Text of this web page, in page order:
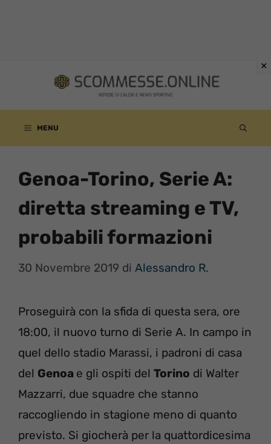
contenuto
MENU
Genoa-Torino, Serie A:
diretta streaming e TV,
probabili formazioni
30 Novembre 2019 di Alessandro R.
Proseguirà con la sfida di questa sera, ore
18:00, il nuovo turno di Serie A. In campo in
quel dello stadio Marassi, i padroni di casa
del Genoa e gli ospiti del Torino di Walter
Mazzarri, due squadre che stanno
raccogliendo in stagione meno di quanto
previsto. Si giocherà per la quattordicesima